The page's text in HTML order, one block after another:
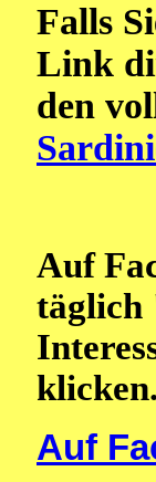
Falls
Link
den
Auf
täglich
klicken.
Auf